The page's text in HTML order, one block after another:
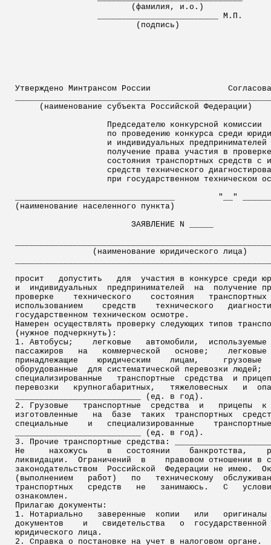
(фамилия, и. о .)
_________________________ М.П.
(подпись)
Утверждено Минтрансом России
(наименование субъекта Российской Федерации)
Председателю конкурсной комиссии
по проведению конкурса среди
и индивидуальных предпринимателей
получение права участия в
состояния транспортных средств с
средств технического
при государственном техническом
"__"
(наименование населенного пункта)
ЗАЯВЛЕНИЕ N _____
(наименование юридического лица)
просит
допустить для
участия в конкурсе среди
и
индивидуальных предпринимателей на
получение
проверке
технического состояния
транспортных
использованием
средств технического
государственном техническом осмотре .
Намерен осуществлять проверку следующих типов
(нужное подчеркнуть):
1. Автобусы;
легковые автомобили,
пассажиров
на коммерческой основе;
легковые
принадлежащие
юридическим лицам,
грузовые
оборудованные
для систематической перевозки людей;
специализированные
транспортные средства
и
перевозки
крупногабаритных, тяжеловесных и
__________________________ (ед. в год).
2. Грузовые
транспортные средства и прицепы
к
изготовленные
на базе таких транспортных
специальные
и специализированные
транспортные
__________________________ (ед. в год).
3. Прочие транспортные средства:
Не
нахожусь в состоянии банкротства,
ликвидации.
Ограничений в
правовом отношении в
законодательством
Российской Федерации не имею.
(выполнением
работ) по техническому
транспортных
средств не занимаюсь. С
ознакомлен.
Прилагаю документы:
1. Нотариально
заверенные копии или
оригиналы
документов
и свидетельства о
государственной
юридического лица.
2. Справка о постановке на учет в налоговом органе.